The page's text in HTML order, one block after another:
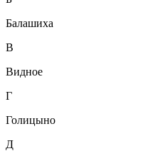
Балашиха
В
Видное
Г
Голицыно
Д